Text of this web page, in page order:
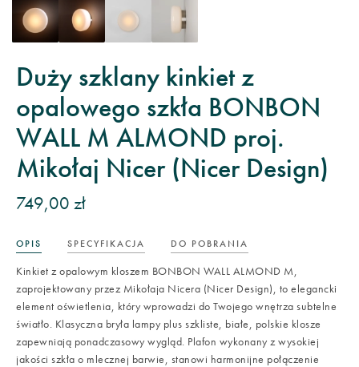
Duży szklany kinkiet z
opalowego szkła BONBON
WALL M ALMOND proj.
Mikołaj Nicer (Nicer Design)
749,00 zł
OPIS SPECYFIKACJA DO POBRANIA
Kinkiet z opalowym kloszem BONBON WALL ALMOND M,
zaprojektowany przez Mikołaja Nicera (Nicer Design), to elegancki
element oświetlenia, który wprowadzi do Twojego wnętrza subtelne
światło. Klasyczna bryła lampy plus szkliste, białe, polskie klosze
zapewniają ponadczasowy wygląd. Plafon wykonany z wysokiej
jakości szkła o mlecznej barwie, stanowi harmonijne połączenie